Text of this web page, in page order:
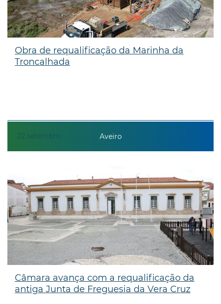
22 setembro
Obra de requalificação da Marinha da
Troncalhada
Aveiro
Câmara avança com a requalificação da
antiga Junta de Freguesia da Vera Cruz